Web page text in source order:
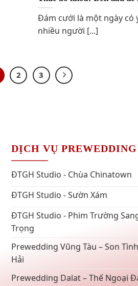
Đám cưới là một ngày có
nhiều người [...]
2 3
DỊCH VỤ PREWEDDING
ĐTGH Studio - Chùa Chinatown
ĐTGH Studio - Sườn Xám
ĐTGH Studio - Phim Trường
Trọng
Prewedding Vũng Tàu – Son
Hải
Prewedding Dalat – Thế Ngoại